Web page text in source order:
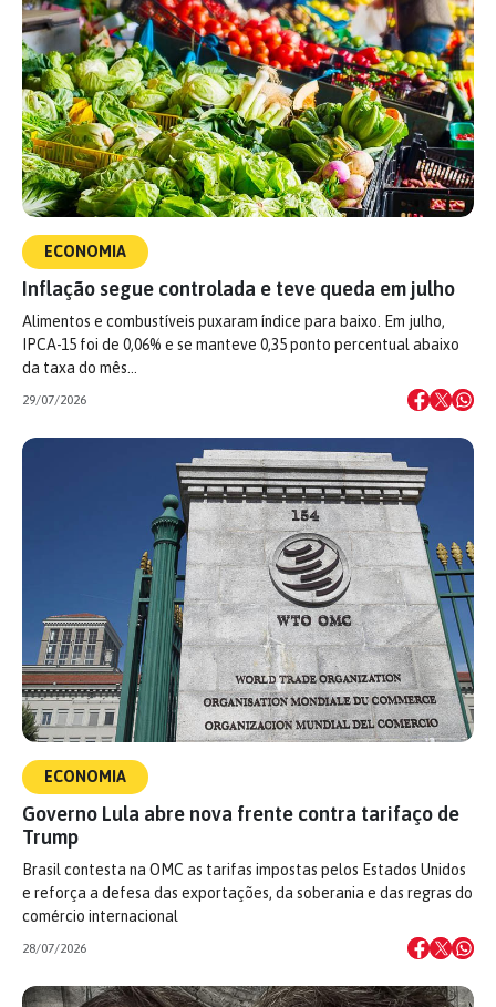
ECONOMIA
Inflação segue controlada e teve queda em julho
Alimentos e combustíveis puxaram índice para baixo. Em julho,
IPCA-15 foi de 0,06% e se manteve 0,35 ponto percentual abaixo
da taxa do mês…
29/07/2026
ECONOMIA
Governo Lula abre nova frente contra tarifaço de
Trump
Brasil contesta na OMC as tarifas impostas pelos Estados Unidos
e reforça a defesa das exportações, da soberania e das regras do
comércio internacional
28/07/2026